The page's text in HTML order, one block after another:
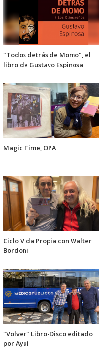
"Todos detrás de Momo", el
libro de Gustavo Espinosa
Magic Time, OPA
Ciclo Vida Propia con Walter
Bordoni
"Volver" Libro-Disco editado
por Ayuí